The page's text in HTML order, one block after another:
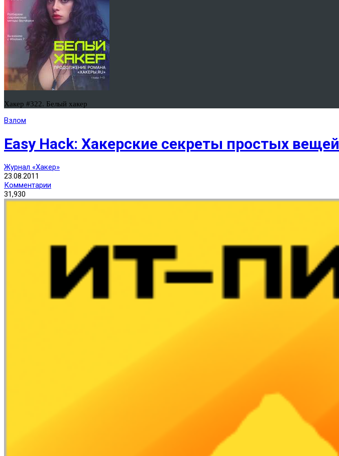
Хакер #322. Белый хакер
Взлом
Easy Hack: Хакерские секреты простых вещей
Журнал «Хакер»
23.08.2011
Комментарии
31,930